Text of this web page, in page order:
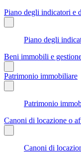
Piano degli indicatori e
Piano degli
Beni immobili e
Patrimonio immobiliare
Patrimonio
Canoni di locazione o
Canoni di